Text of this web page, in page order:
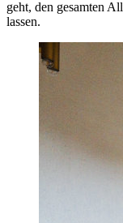
geht, den gesamten
lassen.